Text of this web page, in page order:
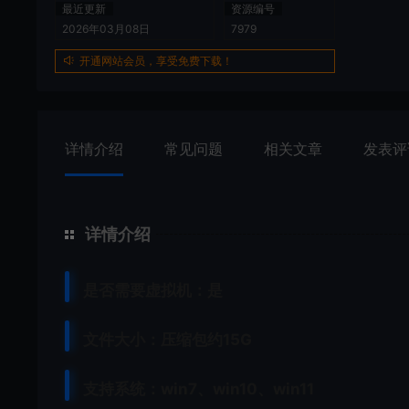
最近更新
2026年03月08日
资源编号
7979
开通网站会员，享受免费下载！
详情介绍 常见问题 相关文章 发表
详情介绍